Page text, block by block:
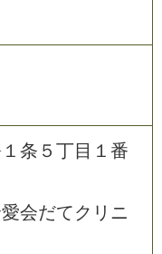
条５丁目１番
会だてクリニ